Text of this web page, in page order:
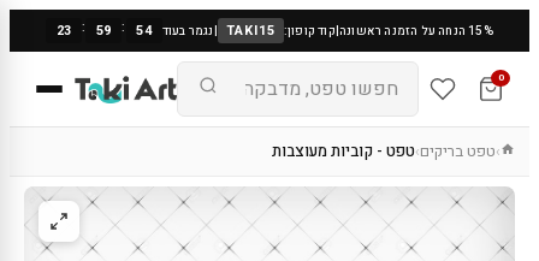
15% הנחה על הזמנה ראשונה |קוד קופון: TAKI15
|נגמר בעוד 23 : 59 : 53
0
›טפט בריקים›טפט - קוביות מעוצבות